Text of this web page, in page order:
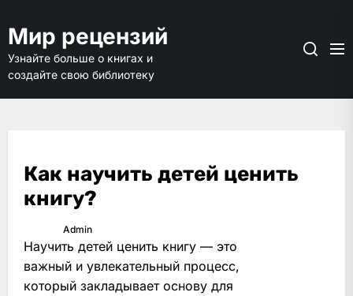
содержимому
Мир рецензий
Узнайте больше о книгах и
создайте свою библиотеку
Как научить детей ценить
книгу?
Admin
Научить детей ценить книгу — это
важный и увлекательный процесс,
который закладывает основу для